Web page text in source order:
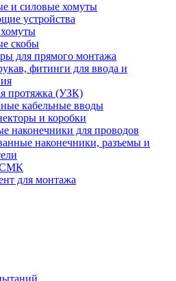
и силовые хомуты
устройства
скобы
для прямого монтажа
фитинги для ввода и
протяжка (УЗК)
кабельные вводы
и коробки
наконечники для проводов
наконечники, разъемы и
СМК
для монтажа